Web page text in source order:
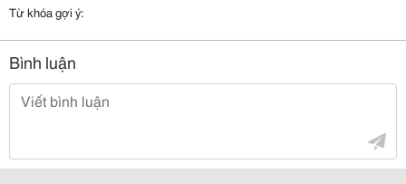
Từ khóa gợi ý:
Bình luận